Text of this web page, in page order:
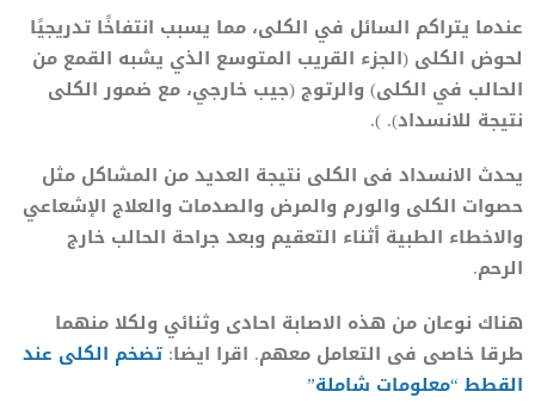
عندما يتراكم السائل في الكلى، مما يسبب انتفاخًا تدريجيًا
لحوض الكلى (الجزء القريب المتوسع الذي يشبه القمع من
الحالب في الكلى) والرتوج (جيب خارجي، مع ضمور الكلى
نتيجة للانسداد). ).
يحدث الانسداد فى الكلى نتيجة العديد من المشاكل مثل
حصوات الكلى والورم والمرض والصدمات والعلاج الإشعاعي
والاخطاء الطبية أثناء التعقيم وبعد جراحة الحالب خارج
الرحم.
هناك نوعان من هذه الاصابة احادى وثنائي ولكلا منهما
طرقا خاصى فى التعامل معهم. اقرا ايضا: تضخم الكلى عند
القطط “معلومات شاملة”